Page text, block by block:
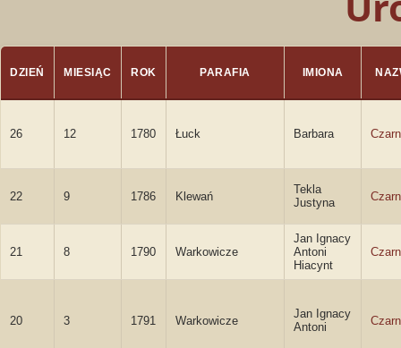
DZIEŃ MIESIĄC ROK PARAFIA IMIONA
26 12 1780 Łuck Barbara
22 9 1786 Klewań
Tekla
Justyna
21 8 1790 Warkowicze
Jan Ignacy
Antoni
Hiacynt
20 3 1791 Warkowicze
Jan Ignacy
Antoni